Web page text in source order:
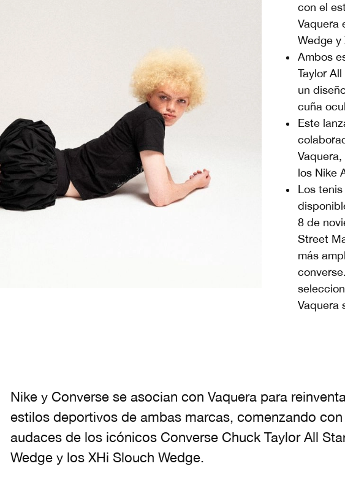
con el
Vaquera
Wedge y
Ambos
Taylor
un
cuña
Este
los Nike
Los
8 de
Street
más
Vaquera
Nike y Converse se asocian con Vaquera para
estilos deportivos de ambas marcas, comenzando
audaces de los icónicos Converse Chuck Taylor All
Wedge y los XHi Slouch Wedge.